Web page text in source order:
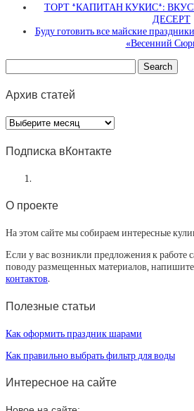
ТОРТ *КАПИТАН КУКИС*:
ДЕСЕРТ
Буду готовить все майские
«Весенний
Архив статей
Архив
статей
Подписка вКонтакте
О проекте
На этом сайте мы собираем интересные
Если у вас возникли предложения к работе
поводу размещенных материалов, напишите
контактов.
Полезные статьи
Как оформить праздник шарами
Как правильно выбрать фильтр для воды
Интересное на сайте